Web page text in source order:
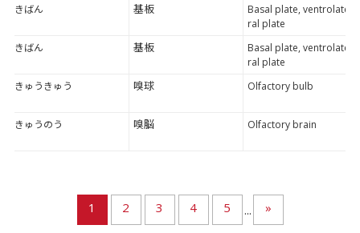
きばん
基板
Basal plate, ventrolate
ral plate
きばん
基板
Basal plate, ventrolate
ral plate
きゅうきゅう
嗅球 Olfactory bulb
きゅうのう 嗅脳 Olfactory brain
1 2 3 4 5 ... »